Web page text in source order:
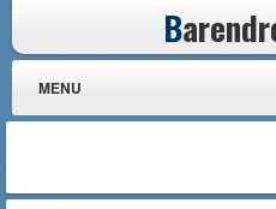
B
MENU